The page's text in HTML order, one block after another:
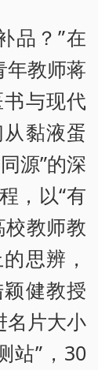
品？”在
年教师蒋
与现代
黏液蛋
源”的深
，以“有
校教师教
思辨，
健教授
名片大小
站”，30